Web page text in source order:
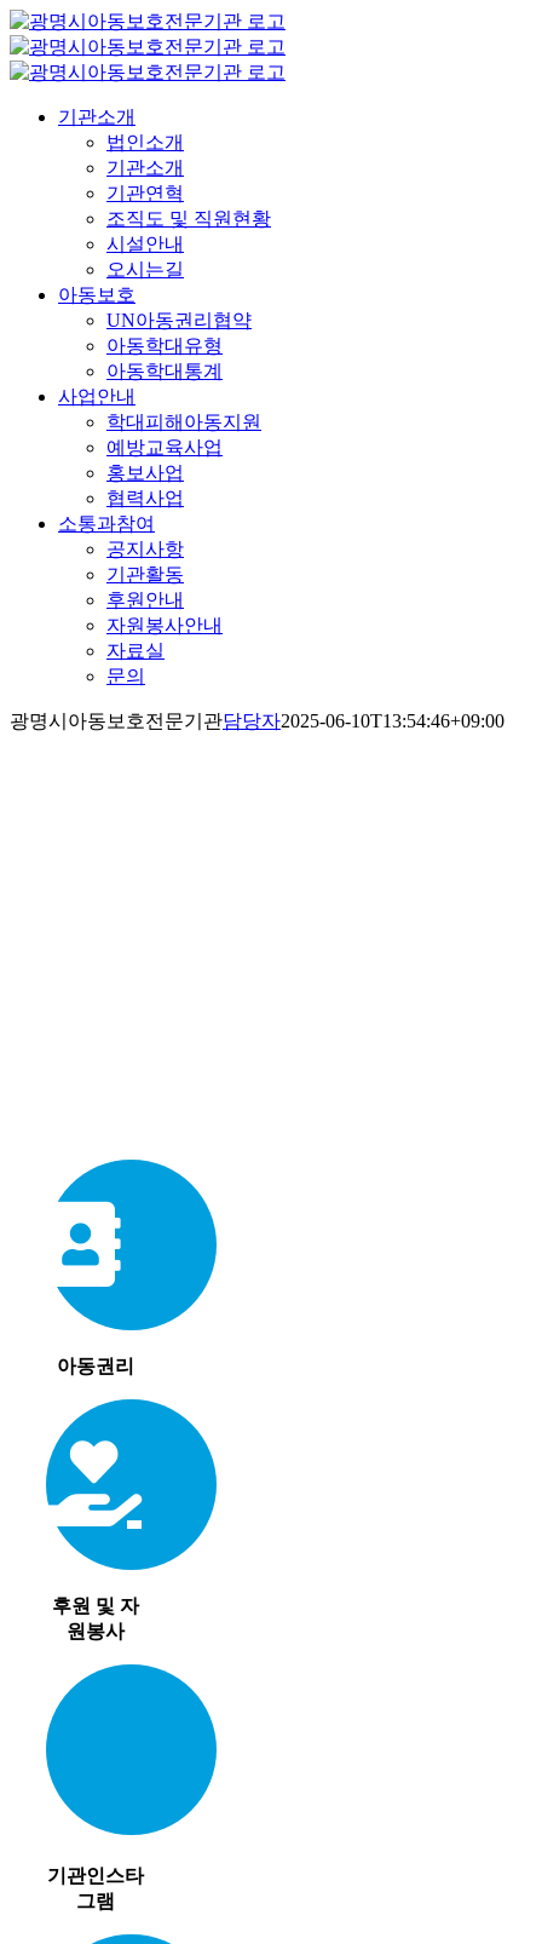
콘
텐
츠
기관소개
법인소개
기관소개
기관연혁
조직도 및 직원현황
시설안내
오시는길
아동보호
UN아동권리협약
아동학대유형
아동학대통계
사업안내
학대피해아동지원
예방교육사업
홍보사업
협력사업
소통과참여
공지사항
기관활동
후원안내
자원봉사안내
자료실
문의
광명시아동보호전문기관담당자2025-06-10T13:54:46+09:00
아동권리
후원 및 자
원봉사
기관인스타
그램